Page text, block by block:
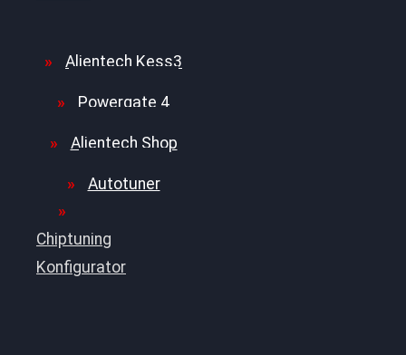
Alientech Kess3
Powergate 4
Alientech Shop
Autotuner
Chiptuning
Konfigurator